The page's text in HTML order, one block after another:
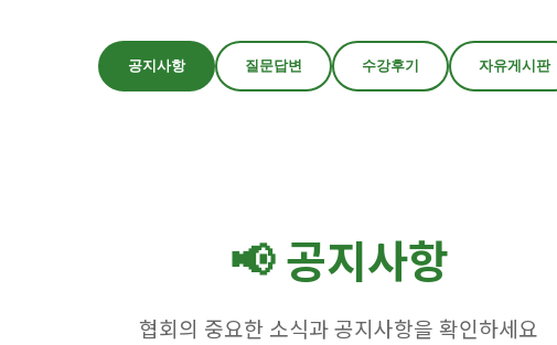
공지사항 질문답변 수강후기 자유게시판
📢 공지사항
협회의 중요한 소식과 공지사항을 확인하세요